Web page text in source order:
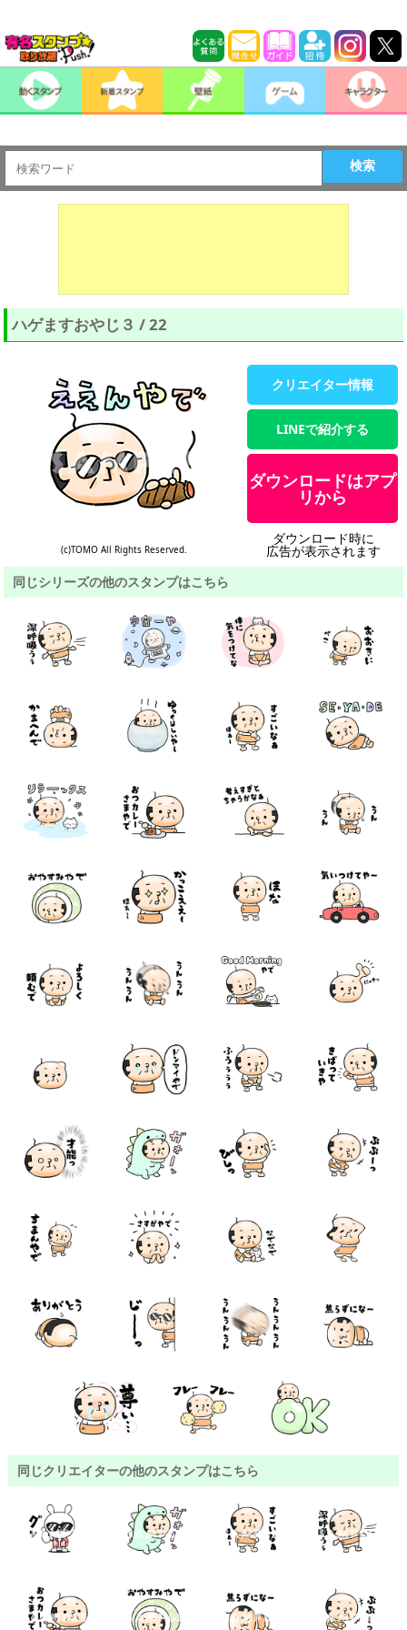
検索
ハゲますおやじ３ / 22
(c)TOMO All Rights Reserved.
クリエイター情報
LINEで紹介する
ダウンロードはアプ
リから
ダウンロード時に
広告が表示されます
同じシリーズの他のスタンプはこちら
同じクリエイターの他のスタンプはこちら